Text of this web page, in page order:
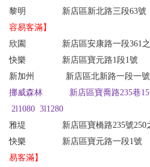
黎明 新店區新北路三段63號
容易客滿】
欣園 新店區安康路一段361之1
快樂 新店區寶元路1段1號
新加州 新店區北新路一段一
挪威森林 新店區寶喬路235巷
2l1080 3l1280
雅堤
新店區寶橋路235號250
快樂
新店區寶元路一段1號
易客滿】